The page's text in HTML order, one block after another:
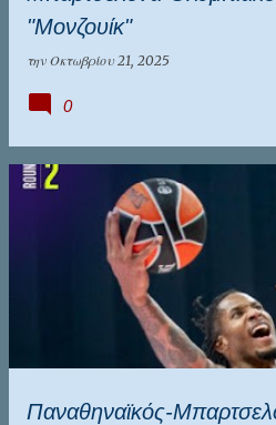
"Μονζουίκ"
την Οκτωβρίου 21, 2025
0
Παναθηναϊκός-